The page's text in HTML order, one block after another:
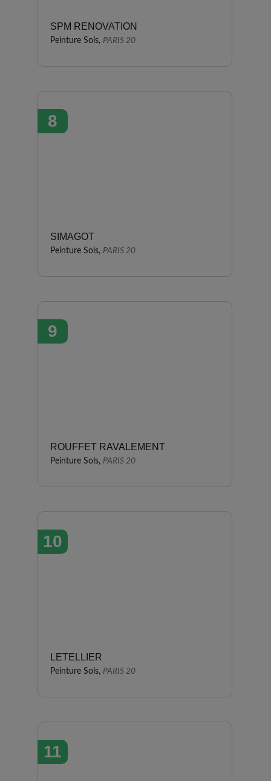
SPM RENOVATION
Peinture Sols, PARIS 20
8
SIMAGOT
Peinture Sols, PARIS 20
9
ROUFFET RAVALEMENT
Peinture Sols, PARIS 20
10
LETELLIER
Peinture Sols, PARIS 20
11